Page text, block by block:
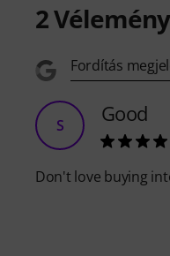
2
Fordítás
S Good
Don't love buying